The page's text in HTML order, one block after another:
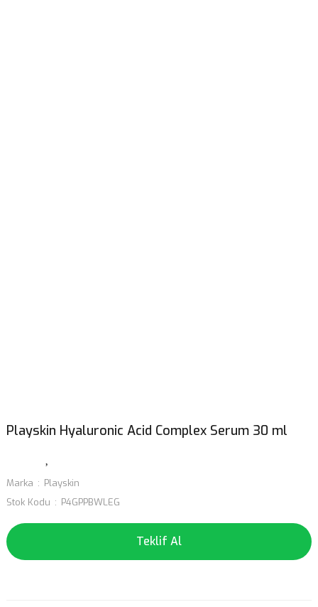
Playskin Hyaluronic Acid Complex Serum 30 ml
Marka
Playskin
Stok Kodu
P4GPPBWLEG
Teklif Al